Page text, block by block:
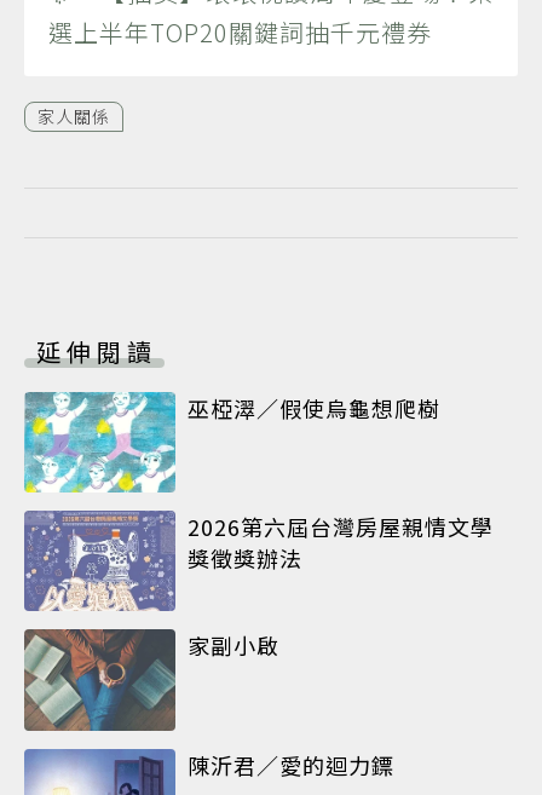
選上半年TOP20關鍵詞抽千元禮券
家人關係
延伸閱讀
巫椏濢／假使烏龜想爬樹
2026第六屆台灣房屋親情文學
獎徵獎辦法
家副小啟
陳沂君／愛的迴力鏢